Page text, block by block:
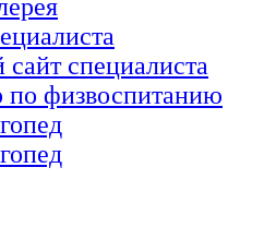
специалиста
по физвоспитанию